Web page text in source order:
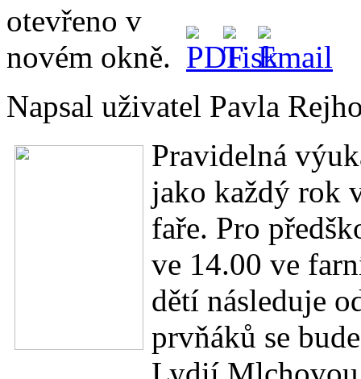
Napsal uživatel Pavla
Pravidelná
jako každý rok
faře. Pro
ve 14.00 ve
dětí následuje
prvňáků se